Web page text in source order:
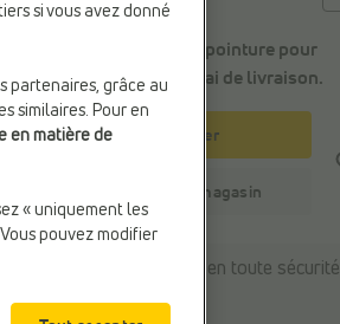
Choisissez une pointure pour
connaîtrele délai de livraison.
Panier
Stock du magasin
Payer en ligne en toute sécurité
Retourgratuit
si vous avez donné
partenaires, grâce au
similaires. Pour en
en matière de
« uniquement les
pouvez modifier